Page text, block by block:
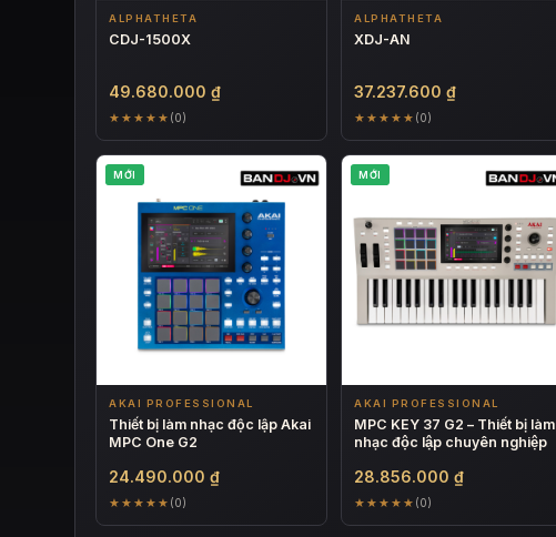
ALPHATHETA
CDJ-1500X
49.680.000 ₫
★★★★★ (0)
ALPHATHETA
XDJ-AN
37.237.600 ₫
★★★★★ (0)
MỚI
AKAI PROFESSIONAL
Thiết bị làm nhạc độc lập Akai
MPC One G2
24.490.000 ₫
★★★★★ (0)
MỚI
AKAI PROFESSIONAL
MPC KEY 37 G2 – Thiết bị làm
nhạc độc lập chuyên nghiệp
28.856.000 ₫
★★★★★ (0)